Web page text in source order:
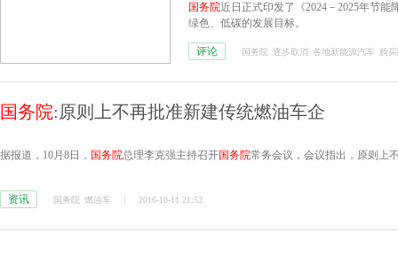
国务院近日正式印发了《2024－2025年节
绿色、低碳的发展目标。
评论 国务院 逐步取消 各地新能源汽车 购
国务院:原则上不再批准新建传统燃油车企
据报道，10月8日， 国务院总理李克强主持召开国务院常务会议，会议指出，原则上
资讯 国务院 燃油车 2016-10-11 21:52